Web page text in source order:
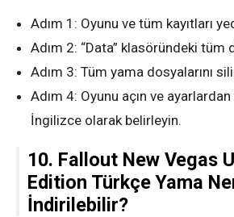
Adım 1: Oyunu ve tüm kayıtları
Adım 2: “Data” klasöründeki tüm
Adım 3: Tüm yama dosyalarını
Adım 4: Oyunu açın ve
İngilizce olarak belirleyin.
10. Fallout New Vegas
Edition Türkçe Yama
İndirilebilir?